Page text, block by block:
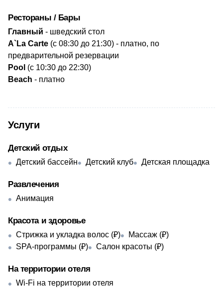
Рестораны / Бары
Главный - шведский стол
A`La Carte (c 08:30 до 21:30) - платно, по
предварительной резервации
Pool (с 10:30 до 22:30)
Beach - платно
Услуги
Детский отдых
Детский бассейн Детский клуб Детская площадка
Развлечения
Анимация
Красота и здоровье
Стрижка и укладка волос (₽)
Массаж (₽)
SPA-программы (₽)
Салон красоты (₽)
На территории отеля
Wi-Fi на территории отеля